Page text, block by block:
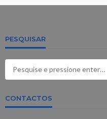
PESQUISAR
CONTACTOS